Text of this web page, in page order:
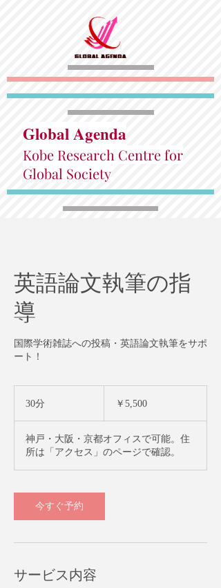
Global Agenda
Kobe Research Centre for
Global Society
英語論文執筆の指
導
国際学術雑誌への投稿・英語論文執筆をサポ
ート！
30分 ￥5,500
神戸・大阪・京都オフィスで可能。住
所は「アクセス」のページで確認。
今すぐ予約
サービス内容